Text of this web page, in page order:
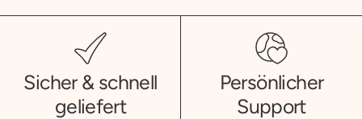
Sicher & schnell
geliefert
Persönlicher
Support